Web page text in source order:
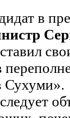
в
Сухуми».